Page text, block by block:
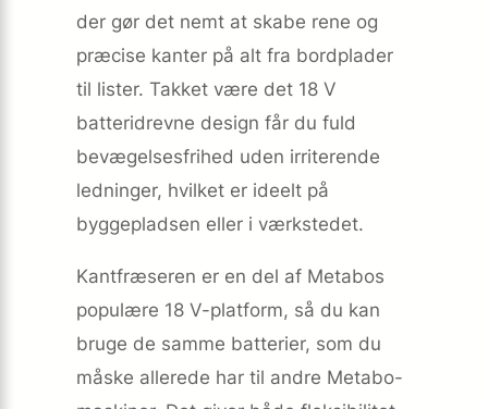
der gør det nemt at skabe rene og
præcise kanter på alt fra bordplader
til lister. Takket være det 18 V
batteridrevne design får du fuld
bevægelsesfrihed uden irriterende
ledninger, hvilket er ideelt på
byggepladsen eller i værkstedet.
Kantfræseren er en del af Metabos
populære 18 V-platform, så du kan
bruge de samme batterier, som du
måske allerede har til andre Metabo-